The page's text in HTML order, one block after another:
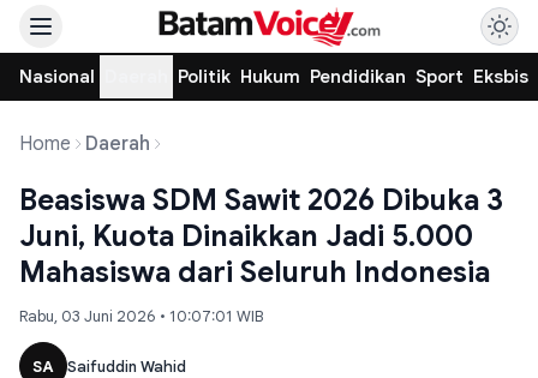
Nasional Politik Hukum Pendidikan Sport Eksbis
Home Daerah
Beasiswa SDM Sawit 2026 Dibuka 3
Juni, Kuota Dinaikkan Jadi 5.000
Mahasiswa dari Seluruh Indonesia
Rabu, 03 Juni 2026 • 10:07:01 WIB
SA Saifuddin Wahid